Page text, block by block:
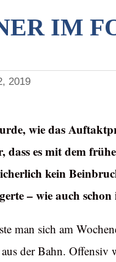
IM
2019
wie das
dass es mit dem
kein
– wie auch
man sich am
der Bahn.